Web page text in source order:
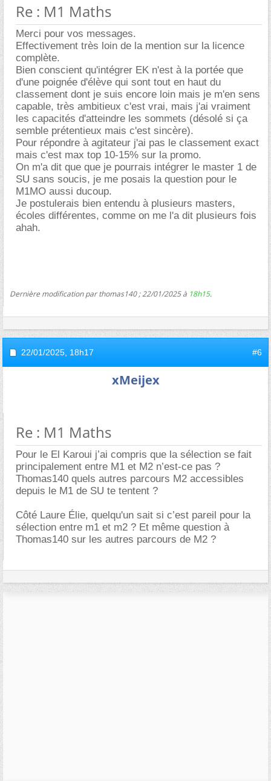
Re : M1 Maths
Merci pour vos messages.
Effectivement très loin de la mention sur la licence
complète.
Bien conscient qu'intégrer EK n'est à la portée que
d'une poignée d'élève qui sont tout en haut du
classement dont je suis encore loin mais je m'en sens
capable, très ambitieux c'est vrai, mais j'ai vraiment
les capacités d'atteindre les sommets (désolé si ça
semble prétentieux mais c'est sincère).
Pour répondre à agitateur j'ai pas le classement exact
mais c'est max top 10-15% sur la promo.
On m'a dit que que je pourrais intégrer le master 1 de
SU sans soucis, je me posais la question pour le
M1MO aussi ducoup.
Je postulerais bien entendu à plusieurs masters,
écoles différentes, comme on me l'a dit plusieurs fois
ahah.
Dernière modification par thomas140 ; 22/01/2025 à 18h15.
22/01/2025, 18h17 #6
xMeijex
Re : M1 Maths
Pour le El Karoui j’ai compris que la sélection se fait
principalement entre M1 et M2 n’est-ce pas ?
Thomas140 quels autres parcours M2 accessibles
depuis le M1 de SU te tentent ?
Côté Laure Élie, quelqu'un sait si c’est pareil pour la
sélection entre m1 et m2 ? Et même question à
Thomas140 sur les autres parcours de M2 ?